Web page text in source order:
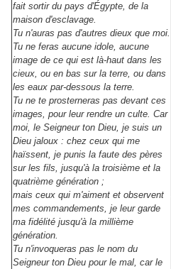
fait sortir du pays d'Égypte, de la
maison d'esclavage.
Tu n'auras pas d'autres dieux que moi.
Tu ne feras aucune idole, aucune
image de ce qui est là-haut dans les
cieux, ou en bas sur la terre, ou dans
les eaux par-dessous la terre.
Tu ne te prosterneras pas devant ces
images, pour leur rendre un culte. Car
moi, le Seigneur ton Dieu, je suis un
Dieu jaloux : chez ceux qui me
haïssent, je punis la faute des pères
sur les fils, jusqu'à la troisième et la
quatrième génération ;
mais ceux qui m'aiment et observent
mes commandements, je leur garde
ma fidélité jusqu'à la millième
génération.
Tu n'invoqueras pas le nom du
Seigneur ton Dieu pour le mal, car le